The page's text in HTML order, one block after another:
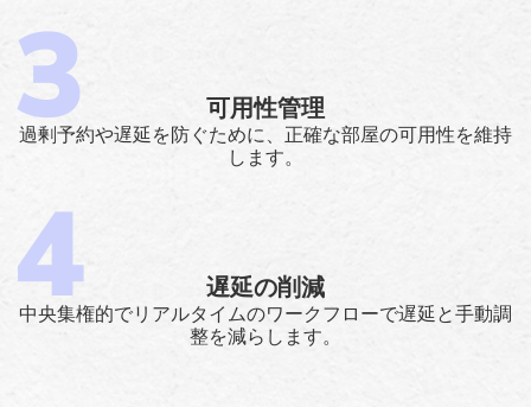
可用性管理
過剰予約や遅延を防ぐために、正確な部屋の可用性を維持
します。
遅延の削減
中央集権的でリアルタイムのワークフローで遅延と手動調
整を減らします。